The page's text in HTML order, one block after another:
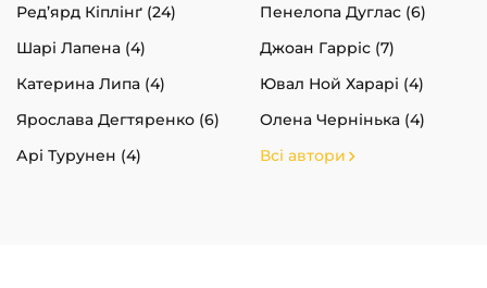
Ред’ярд Кіплінґ (24)
Пенелопа Дуглас (6)
Шарі Лапена (4)
Джоан Гарріс (7)
Катерина Липа (4)
Ювал Ной Харарі (4)
Ярослава Дегтяренко (6)
Олена Чернінька (4)
Арі Турунен (4)
Всі автори